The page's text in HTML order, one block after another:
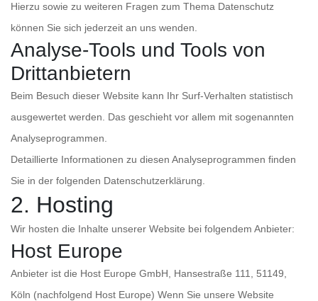
Hierzu sowie zu weiteren Fragen zum Thema Datenschutz
können Sie sich jederzeit an uns wenden.
Analyse-Tools und Tools von
Dritt­anbietern
Beim Besuch dieser Website kann Ihr Surf-Verhalten statistisch
ausgewertet werden. Das geschieht vor allem mit sogenannten
Analyseprogrammen.
Detaillierte Informationen zu diesen Analyseprogrammen finden
Sie in der folgenden Datenschutzerklärung.
2. Hosting
Wir hosten die Inhalte unserer Website bei folgendem Anbieter:
Host Europe
Anbieter ist die Host Europe GmbH, Hansestraße 111, 51149,
Köln (nachfolgend Host Europe) Wenn Sie unsere Website